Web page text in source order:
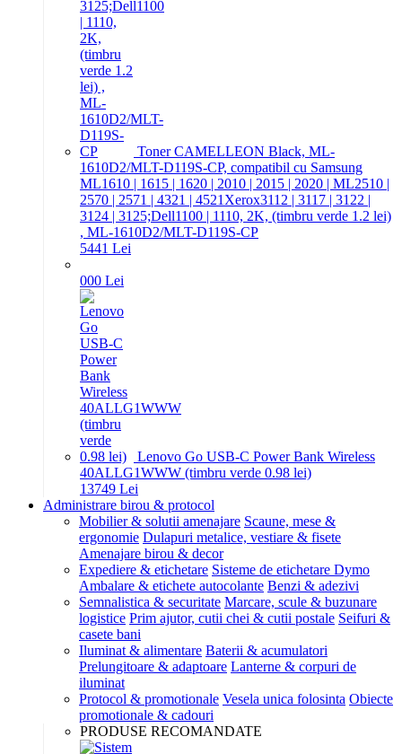
Toner CAMELLEON Black, ML-
1610D2/MLT-D119S-CP, compatibil cu Samsung
ML1610 | 1615 | 1620 | 2010 | 2015 | 2020 | ML2510 |
2570 | 2571 | 4321 | 4521Xerox3112 | 3117 | 3122 |
3124 | 3125;Dell1100 | 1110, 2K, (timbru verde 1.2 lei)
, ML-1610D2/MLT-D119S-CP
5441 Lei
000 Lei
Lenovo Go USB-C Power Bank Wireless
40ALLG1WWW (timbru verde 0.98 lei)
13749 Lei
Administrare birou & protocol
Mobilier & solutii amenajare Scaune, mese &
ergonomie Dulapuri metalice, vestiare & fisete
Amenajare birou & decor
Expediere & etichetare Sisteme de etichetare Dymo
Ambalare & etichete autocolante Benzi & adezivi
Semnalistica & securitate Marcare, scule & buzunare
logistice Prim ajutor, cutii chei & cutii postale Seifuri &
casete bani
Iluminat & alimentare Baterii & acumulatori
Prelungitoare & adaptoare Lanterne & corpuri de
iluminat
Protocol & promotionale Vesela unica folosinta Obiecte
promotionale & cadouri
PRODUSE RECOMANDATE